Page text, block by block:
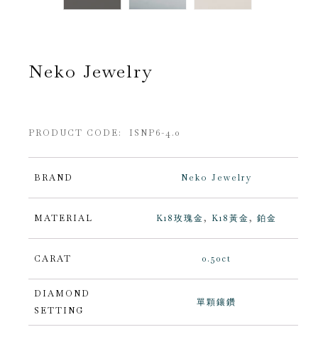
Neko Jewelry
PRODUCT CODE: ISNP6-4.0
BRAND Neko Jewelry
MATERIAL K18玫瑰金, K18黃金, 鉑金
CARAT 0.50ct
DIAMOND
SETTING
單顆鑲鑽